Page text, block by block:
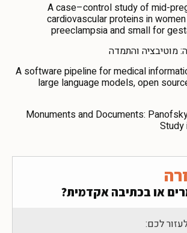
A case–control study of mid-
cardiovascular proteins in
preeclampsia and small for
מוטיבציה והתמדה
A software pipeline for medical
large language models, open
Monuments and Documents:
Study
או בכתיבה אקדמית?
לכם: